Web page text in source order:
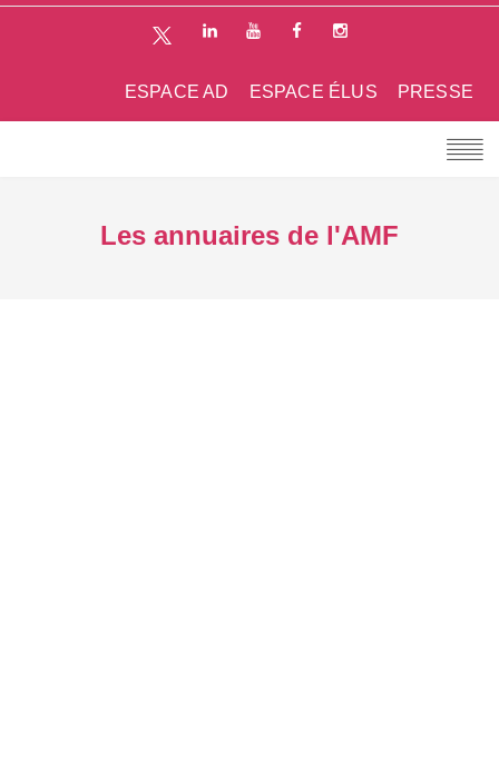
PRESSE
ESPACE ÉLUS
ESPACE AD
Les annuaires de l'AMF